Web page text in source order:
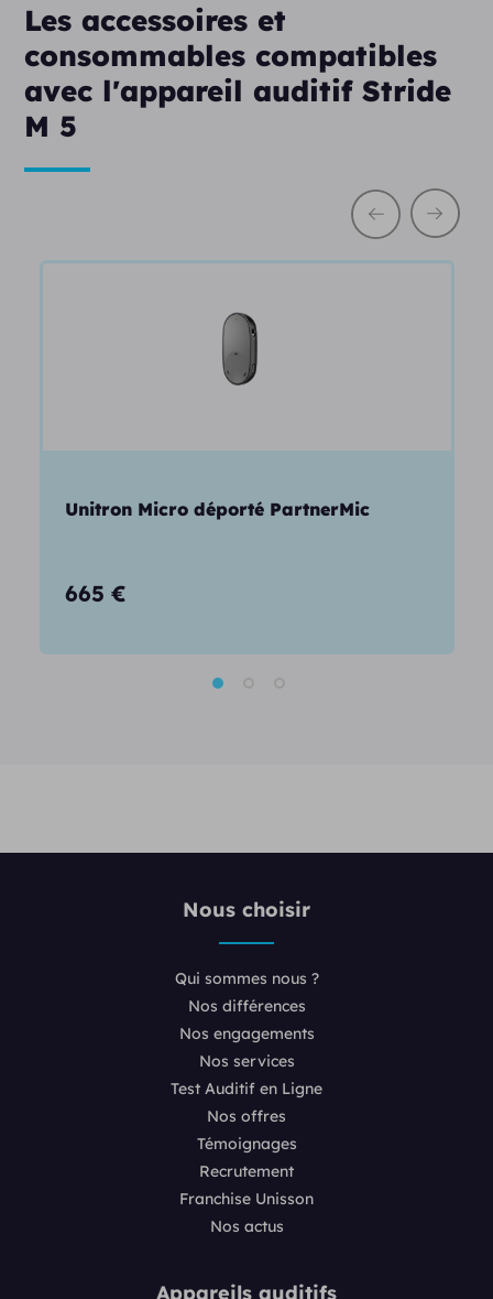
Les accessoires et
consommables compatibles
avec l'appareil auditif Stride
M 5
Unitron Micro déporté PartnerMic
665 €
Nous choisir
Qui sommes nous ?
Nos différences
Nos engagements
Nos services
Test Auditif en Ligne
Nos offres
Témoignages
Recrutement
Franchise Unisson
Nos actus
Appareils auditifs